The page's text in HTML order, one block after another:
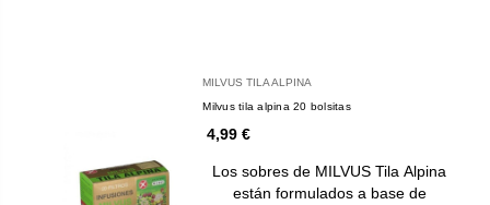
MILVUS TILA ALPINA
Milvus tila alpina 20 bolsitas
4,99 €
Los sobres de MILVUS Tila Alpina
están formulados a base de